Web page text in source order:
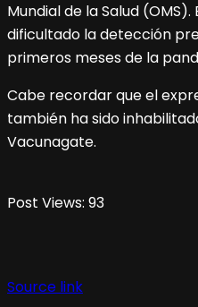
Mundial de la Salud
dificultado la detección
primeros meses de la
Cabe recordar que el
también ha sido
Vacunagate.
Post Views: 93
Source link